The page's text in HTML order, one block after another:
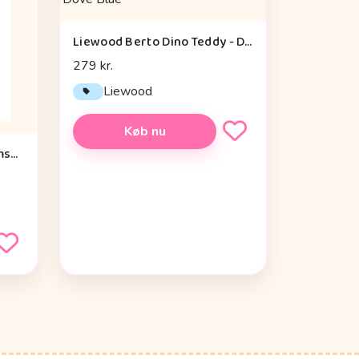
Membantu Tyngde Plysbamse m. Hørfrøpose - Magma01 - Grå
Liewood Berto Dino Teddy - Dove Blue
279 kr.
Liewood
Køb nu